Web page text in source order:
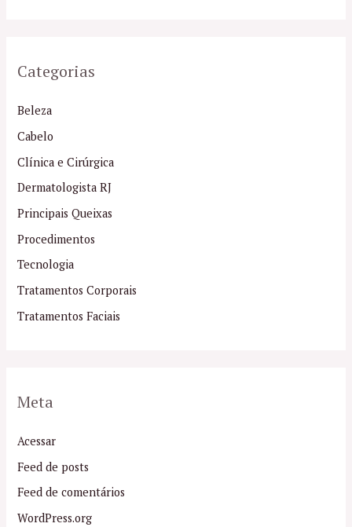
Categorias
Beleza
Cabelo
Clínica e Cirúrgica
Dermatologista RJ
Principais Queixas
Procedimentos
Tecnologia
Tratamentos Corporais
Tratamentos Faciais
Meta
Acessar
Feed de posts
Feed de comentários
WordPress.org